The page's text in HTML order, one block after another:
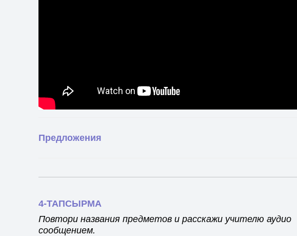
Предложения
4-ТАПСЫРМА
Повтори названия предметов и расскажи учителю аудио
сообщением.